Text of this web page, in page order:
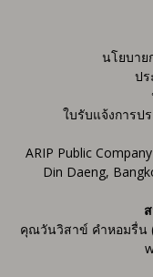
นโยบาย
ปร
ใบรับแจ้งการป
ARIP Public
Din Daeng,
คุณวันวิสาข์ คำหอมรื่น